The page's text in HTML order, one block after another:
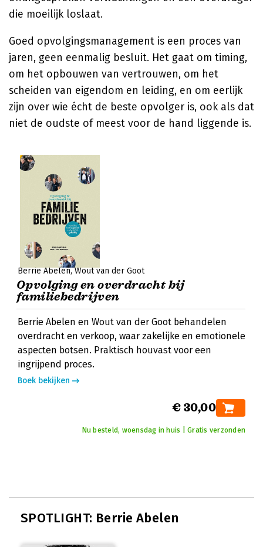
die moeilijk loslaat.
Goed opvolgingsmanagement is een proces van
jaren, geen eenmalig besluit. Het gaat om timing,
om het opbouwen van vertrouwen, om het
scheiden van eigendom en leiding, en om eerlijk
zijn over wie écht de beste opvolger is, ook als dat
niet de oudste of meest voor de hand liggende is.
Berrie Abelen Wout van der Goot
Opvolging en overdracht bij
familiebedrijven
Berrie Abelen en Wout van der Goot behandelen
overdracht en verkoop, waar zakelijke en emotionele
aspecten botsen. Praktisch houvast voor een
ingrijpend proces.
Boek bekijken
€ 30,00
Nu besteld, woensdag in huis | Gratis verzonden
SPOTLIGHT: Berrie Abelen